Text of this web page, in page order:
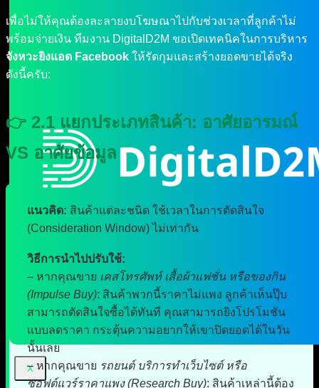
X
เพื่อไม่ให้คุณต้องละลายงบโฆษณาไปกับช่วงเวลาที่ลูกค้าไม่
พร้อมจ่ายเงิน ทีมงาน DigitalD2M ขอเปิดเทคนิคในการบริหาร
จังหวะยิงแอด Facebook ให้รัดกุมและสร้างยอดขายได้จริง
ดังนี้ครับ:
👉 2.1 แยกประเภทสินค้า: อาศัยอารมณ์
VS อาศัยข้อมูล
แนวคิด: สินค้าแต่ละชนิด ใช้เวลาในการตัดสินใจ
(Consideration Window) ไม่เท่ากัน
วิธีการนำไปปรับใช้:
– หากคุณขาย เคสโทรศัพท์ เสื้อผ้าแฟชั่น หรือของกิน
(Impulse Buy): สินค้าพวกนี้ราคาไม่แพง ลูกค้าเห็นปุ๊บ
สามารถตัดสินใจซื้อได้ทันที คุณสามารถยิงโปรโมชัน
แบบลดราคา กระตุ้นความอยากให้เขาปิดยอดได้ในวัน
นั้นเลย
– หากคุณขาย รถยนต์ บริการทำเว็บไซต์ หรือ
ซอฟต์แวร์ราคาแพง (Research Buy): สินค้าเหล่านี้ต้อง